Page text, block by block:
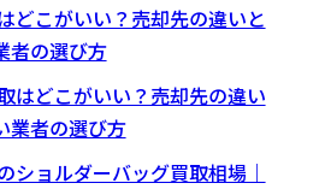
どこがいい？売却先の違いと
者の選び方
はどこがいい？売却先の違い
業者の選び方
ショルダーバッグ買取相場｜